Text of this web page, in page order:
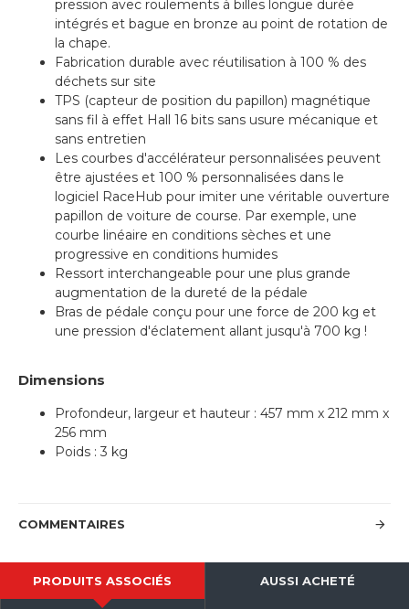
pression avec roulements à billes longue durée
intégrés et bague en bronze au point de rotation de
la chape.
Fabrication durable avec réutilisation à 100 % des
déchets sur site
TPS (capteur de position du papillon) magnétique
sans fil à effet Hall 16 bits sans usure mécanique et
sans entretien
Les courbes d'accélérateur personnalisées peuvent
être ajustées et 100 % personnalisées dans le
logiciel RaceHub pour imiter une véritable ouverture
papillon de voiture de course. Par exemple, une
courbe linéaire en conditions sèches et une
progressive en conditions humides
Ressort interchangeable pour une plus grande
augmentation de la dureté de la pédale
Bras de pédale conçu pour une force de 200 kg et
une pression d'éclatement allant jusqu'à 700 kg !
Dimensions
Profondeur, largeur et hauteur : 457 mm x 212 mm x
256 mm
Poids : 3 kg
COMMENTAIRES
PRODUITS ASSOCIÉS AUSSI ACHETÉ